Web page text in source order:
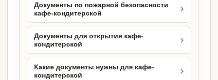
Документы по пожарной безопасности
кафе-кондитерской
Документы для открытия кафе-
кондитерской
Какие документы нужны для кафе-
кондитерской